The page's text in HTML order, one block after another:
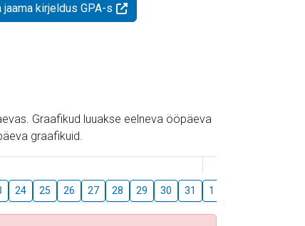
jaama kirjeldus GPA-s
Graafikud luuakse eelneva ööpäeva
graafikuid.
24 25 26 27 28 29 30 31 1